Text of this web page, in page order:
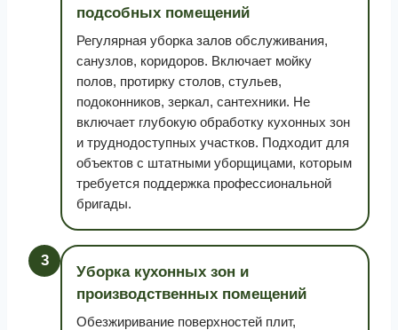
подсобных помещений
Регулярная уборка залов обслуживания,
санузлов, коридоров. Включает мойку
полов, протирку столов, стульев,
подоконников, зеркал, сантехники. Не
включает глубокую обработку кухонных зон
и труднодоступных участков. Подходит для
объектов с штатными уборщицами, которым
требуется поддержка профессиональной
бригады.
3
Уборка кухонных зон и
производственных помещений
Обезжиривание поверхностей плит,